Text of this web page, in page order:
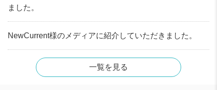
ました。
NewCurrent様のメディアに紹介していただきました。
一覧を見る